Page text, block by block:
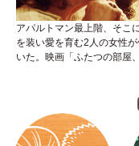
アパルトマン最上階、そこ
を装い愛を育む2人の女性
いた。映画「ふたつの部屋